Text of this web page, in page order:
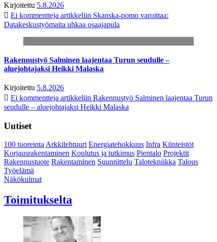
Kirjoitettu 5.8.2026
Ei kommentteja artikkeliin Skanska-pomo varoittaa:
Datakeskustyömaita uhkaa osaajapula
Rakennustyö Salminen laajentaa Turun seudulle –
aluejohtajaksi Heikki Malaska
Kirjoitettu 5.8.2026
Ei kommentteja artikkeliin Rakennustyö Salminen laajentaa Turun
seudulle – aluejohtajaksi Heikki Malaska
Uutiset
100 tuoreintaArkkitehtuuri Energiatehokkuus Infra Kiinteistöt
Korjausrakentaminen Koulutus ja tutkimus Pientalo Projektit
Rakennustuote Rakentaminen Suunnittelu Talotekniikka Talous
Työelämä
Näkökulmat
Toimitukselta